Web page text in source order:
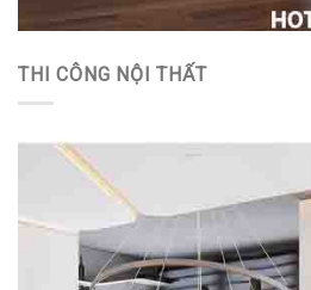
THI CÔNG NỘI THẤT